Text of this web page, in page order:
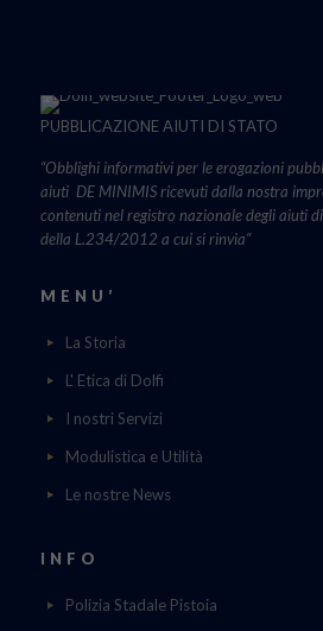
PUBBLICAZIONE AIUTI DI STATO
“Obblighi informativi per le erogazioni
aiuti DE MINIMIS ricevuti dalla nostra
contenuti nel registro nazionale degli aiuti
della L.234/2012 a cui si rinvia“
MENU’
La Storia
L' Etica di Dolfi
I nostri Servizi
Modulistica e Utilità
Le nostre News
INFO
Polizia Stadale Pistoia